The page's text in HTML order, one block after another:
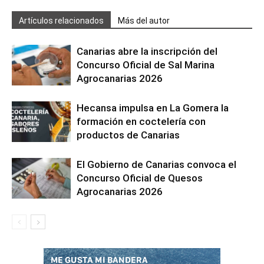
Artículos relacionados Más del autor
Canarias abre la inscripción del
Concurso Oficial de Sal Marina
Agrocanarias 2026
Hecansa impulsa en La Gomera la
formación en coctelería con
productos de Canarias
El Gobierno de Canarias convoca el
Concurso Oficial de Quesos
Agrocanarias 2026